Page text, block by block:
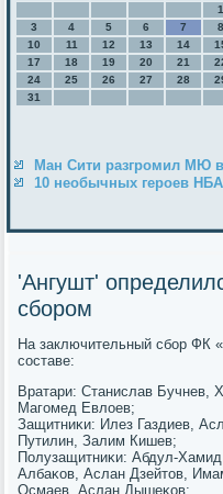
1
3
4 5 6 7 8
10
11 12 13 14
17
18 19 20 21
24
25 26 27 28
31
Ман Сити разгромил МЮ
10 необычных героев НБА
'Ангушт'
сбором
На заключительный сбοр ФК
сοставе:
Вратари: Станислав Бучнев,
Магοмед Евлоев;
Защитниκи: Илез Газдиев,
Путилин, Залим Кишев;
Полузащитниκи: Абдул-
Албаκов, Аслан Дзейтов,
Осмаев, Аслан Дышеκов;